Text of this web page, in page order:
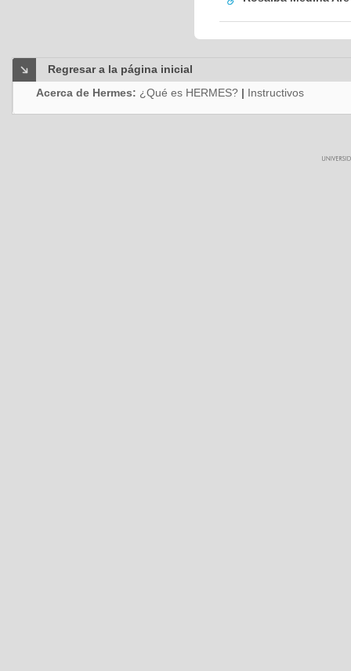
Regresar a la página inicial
Acerca de Hermes: ¿Qué es HERMES? | Instructivos